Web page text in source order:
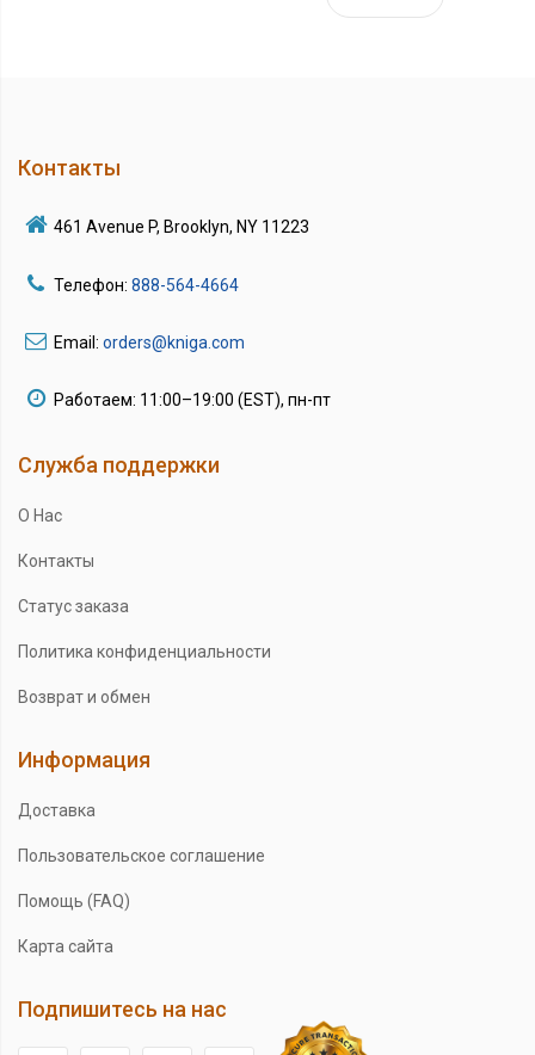
Контакты
461 Avenue P, Brooklyn, NY 11223
Телефон: 888-564-4664
Email: orders@kniga.com
Работаем: 11:00–19:00 (EST), пн-пт
Служба поддержки
О Нас
Контакты
Статус заказа
Политика конфиденциальности
Возврат и обмен
Информация
Доставка
Пользовательское соглашение
Помощь (FAQ)
Карта сайта
Подпишитесь на нас